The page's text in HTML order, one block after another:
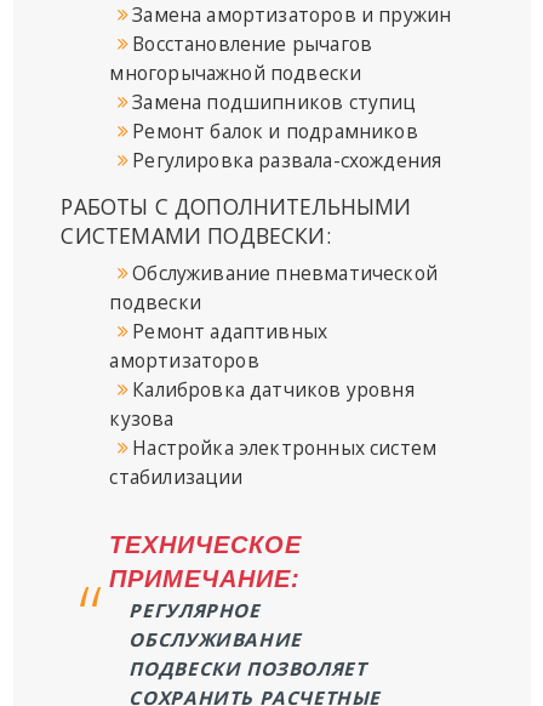
Замена амортизаторов и пружин
Восстановление рычагов
многорычажной подвески
Замена подшипников ступиц
Ремонт балок и подрамников
Регулировка развала-схождения
РАБОТЫ С ДОПОЛНИТЕЛЬНЫМИ
СИСТЕМАМИ ПОДВЕСКИ:
Обслуживание пневматической
подвески
Ремонт адаптивных
амортизаторов
Калибровка датчиков уровня
кузова
Настройка электронных систем
стабилизации
ТЕХНИЧЕСКОЕ
ПРИМЕЧАНИЕ:
РЕГУЛЯРНОЕ
ОБСЛУЖИВАНИЕ
ПОДВЕСКИ ПОЗВОЛЯЕТ
СОХРАНИТЬ РАСЧЕТНЫЕ